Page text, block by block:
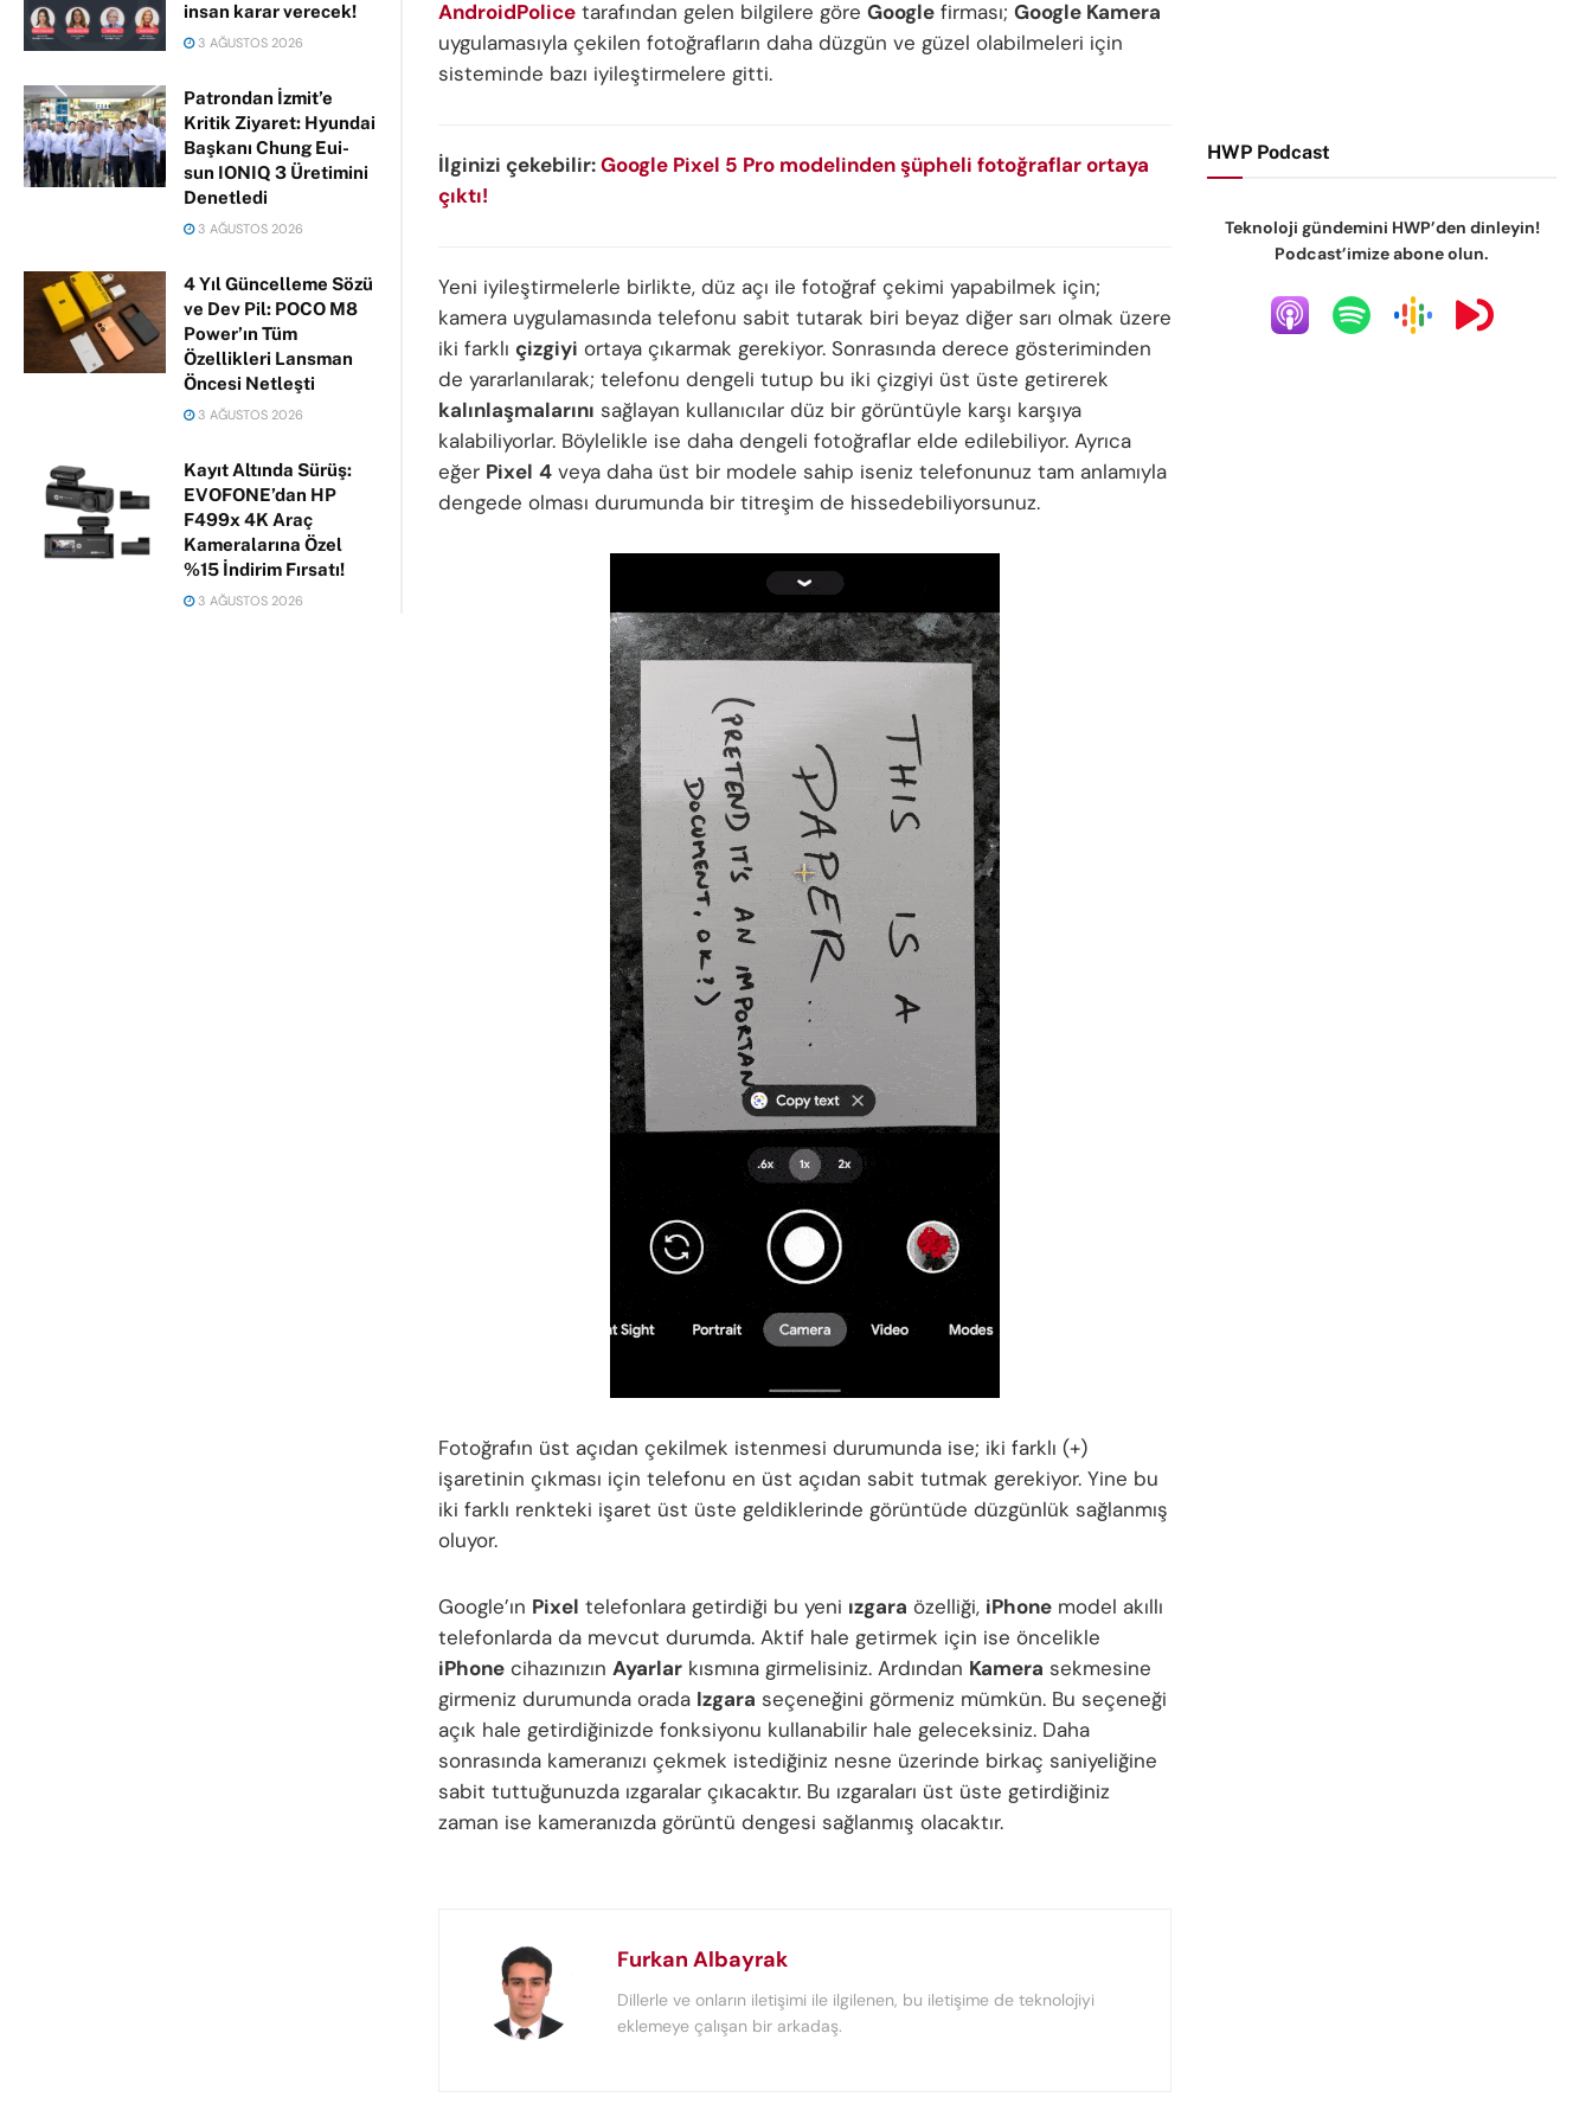
insan karar verecek!
3 AĞUSTOS 2026
Patrondan İzmit’e
Kritik Ziyaret: Hyundai
Başkanı Chung Eui-
sun IONIQ 3 Üretimini
Denetledi
3 AĞUSTOS 2026
4 Yıl Güncelleme Sözü
ve Dev Pil: POCO M8
Power’ın Tüm
Özellikleri Lansman
Öncesi Netleşti
3 AĞUSTOS 2026
Kayıt Altında Sürüş:
EVOFONE’dan HP
F499x 4K Araç
Kameralarına Özel
%15 İndirim Fırsatı!
3 AĞUSTOS 2026
AndroidPolice tarafından gelen bilgilere göre Google firması; Google Kamera
uygulamasıyla çekilen fotoğrafların daha düzgün ve güzel olabilmeleri için
sisteminde bazı iyileştirmelere gitti.
İlginizi çekebilir:Google Pixel 5 Pro modelinden şüpheli fotoğraflar ortaya
çıktı!
Yeni iyileştirmelerle birlikte, düz açı ile fotoğraf çekimi yapabilmek için;
kamera uygulamasında telefonu sabit tutarak biri beyaz diğer sarı olmak üzere
iki farklı çizgiyi ortaya çıkarmak gerekiyor. Sonrasında derece gösteriminden
de yararlanılarak; telefonu dengeli tutup bu iki çizgiyi üst üste getirerek
kalınlaşmalarını sağlayan kullanıcılar düz bir görüntüyle karşı karşıya
kalabiliyorlar. Böylelikle ise daha dengeli fotoğraflar elde edilebiliyor. Ayrıca
eğer Pixel 4 veya daha üst bir modele sahip iseniz telefonunuz tam anlamıyla
dengede olması durumunda bir titreşim de hissedebiliyorsunuz.
Fotoğrafın üst açıdan çekilmek istenmesi durumunda ise; iki farklı (+)
işaretinin çıkması için telefonu en üst açıdan sabit tutmak gerekiyor. Yine bu
iki farklı renkteki işaret üst üste geldiklerinde görüntüde düzgünlük sağlanmış
oluyor.
Google’ın Pixel telefonlara getirdiği bu yeni ızgara özelliği, iPhone model akıllı
telefonlarda da mevcut durumda. Aktif hale getirmek için ise öncelikle
iPhone cihazınızın Ayarlar kısmına girmelisiniz. Ardından Kamera sekmesine
girmeniz durumunda orada Izgara seçeneğini görmeniz mümkün. Bu seçeneği
açık hale getirdiğinizde fonksiyonu kullanabilir hale geleceksiniz. Daha
sonrasında kameranızı çekmek istediğiniz nesne üzerinde birkaç saniyeliğine
sabit tuttuğunuzda ızgaralar çıkacaktır. Bu ızgaraları üst üste getirdiğiniz
zaman ise kameranızda görüntü dengesi sağlanmış olacaktır.
Furkan Albayrak
Dillerle ve onların iletişimi ile ilgilenen, bu iletişime de teknolojiyi
eklemeye çalışan bir arkadaş.
HWP Podcast
Teknoloji gündemini HWP’den dinleyin!
Podcast’imize abone olun.